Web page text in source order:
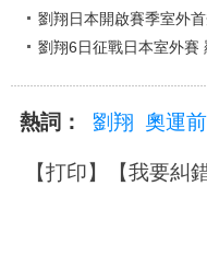
劉翔日本開啟賽季室外
劉翔6日征戰日本室外賽
熱詞： 劉翔 奧運
【打印】【我要糾